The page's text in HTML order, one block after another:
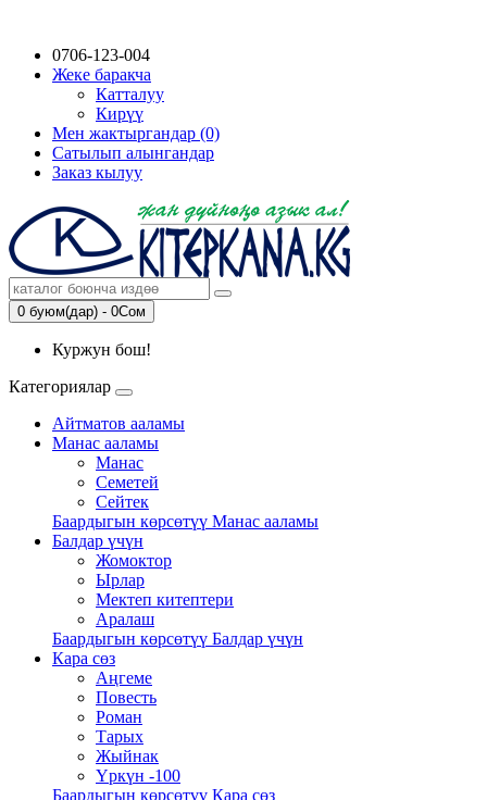
0706-123-004
Жеке баракча
Катталуу
Кирүү
Мен жактыргандар (0)
Сатылып алынгандар
Заказ кылуу
0 буюм(дар) - 0Сом
Куржун бош!
Категориялар
Айтматов ааламы
Манас ааламы
Манас
Семетей
Сейтек
Баардыгын көрсөтүү Манас ааламы
Балдар үчүн
Жомоктор
Ырлар
Мектеп китептери
Аралаш
Баардыгын көрсөтүү Балдар үчүн
Кара сөз
Аңгеме
Повесть
Роман
Тарых
Жыйнак
Үркүн -100
Баардыгын көрсөтүү Кара сөз